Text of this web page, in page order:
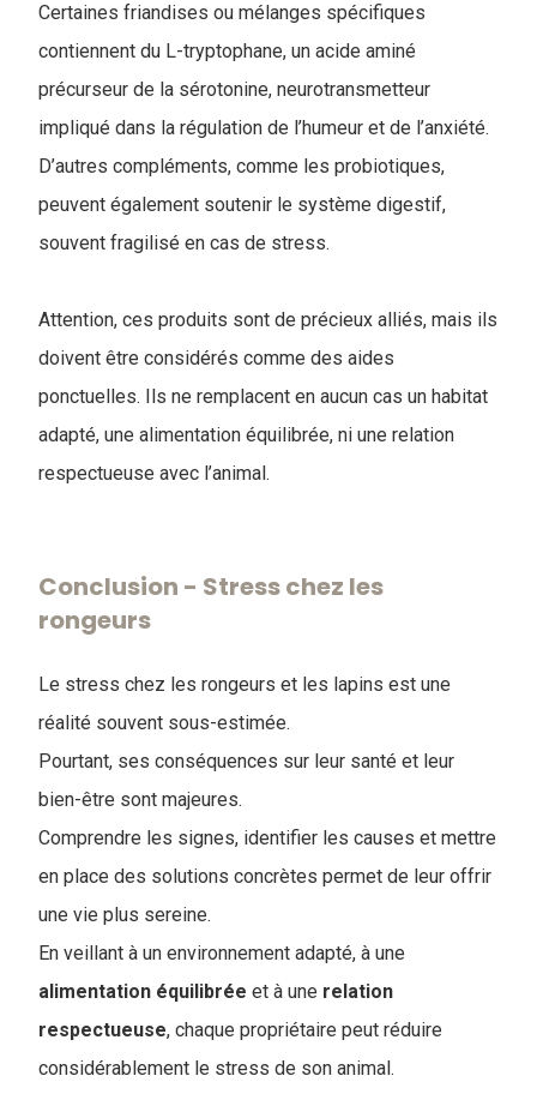
Certaines friandises ou mélanges spécifiques
contiennent du L-tryptophane, un acide aminé
précurseur de la sérotonine, neurotransmetteur
impliqué dans la régulation de l’humeur et de l’anxiété.
D’autres compléments, comme les probiotiques,
peuvent également soutenir le système digestif,
souvent fragilisé en cas de stress.
Attention, ces produits sont de précieux alliés, mais ils
doivent être considérés comme des aides
ponctuelles. Ils ne remplacent en aucun cas un habitat
adapté, une alimentation équilibrée, ni une relation
respectueuse avec l’animal.
Conclusion - Stress chez les
rongeurs
Le stress chez les rongeurs et les lapins est une
réalité souvent sous-estimée.
Pourtant, ses conséquences sur leur santé et leur
bien-être sont majeures.
Comprendre les signes, identifier les causes et mettre
en place des solutions concrètes permet de leur offrir
une vie plus sereine.
En veillant à un environnement adapté, à une
alimentation équilibrée et à une relation
respectueuse, chaque propriétaire peut réduire
considérablement le stress de son animal.